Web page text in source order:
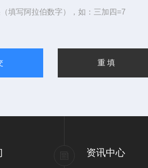
填写阿拉伯数字），如：三加四=7
资讯中心